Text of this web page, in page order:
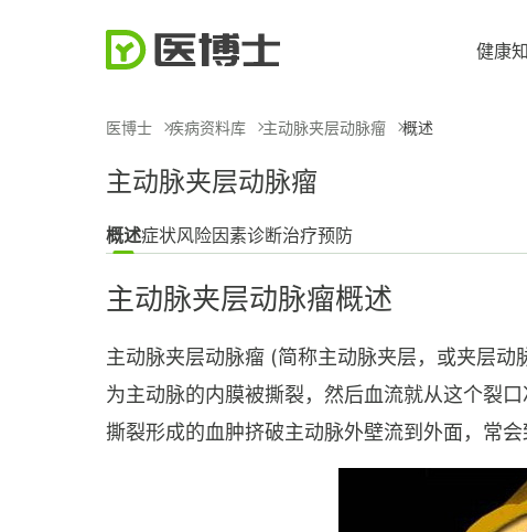
健康
医博士 疾病资料库 主动脉夹层动脉瘤 概述
主动脉夹层动脉瘤
概述症状风险因素诊断治疗预防
主动脉夹层动脉瘤概述
主动脉夹层动脉瘤 (简称主动脉夹层，或夹层
为主动脉的内膜被撕裂，然后血流就从这个裂
撕裂形成的血肿挤破主动脉外壁流到外面，常会